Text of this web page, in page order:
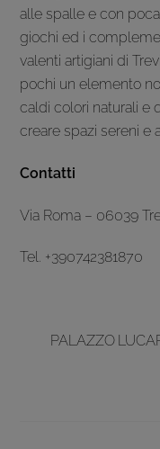
alle spalle e con
giochi ed i
valenti artigiani di
pochi un elemento
caldi colori naturali e
creare spazi sereni e
Contatti
Via Roma – 06039
Tel. +390742381870
PALAZZO